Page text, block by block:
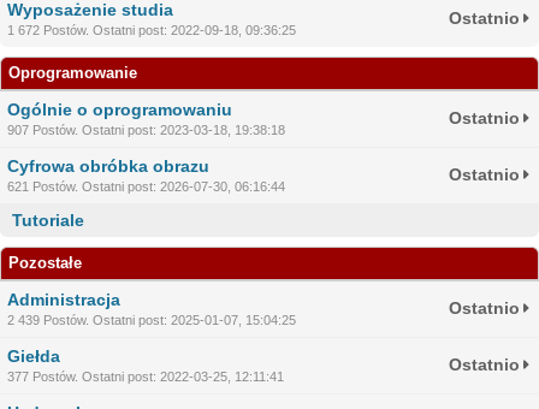
Wyposażenie studia
1 672 Postów. Ostatni post: 2022-09-18, 09:36:25
Ostatnio
Oprogramowanie
Ogólnie o oprogramowaniu
907 Postów. Ostatni post: 2023-03-18, 19:38:18
Ostatnio
Cyfrowa obróbka obrazu
621 Postów. Ostatni post: 2026-07-30, 06:16:44
Ostatnio
Tutoriale
Pozostałe
Administracja
2 439 Postów. Ostatni post: 2025-01-07, 15:04:25
Ostatnio
Giełda
377 Postów. Ostatni post: 2022-03-25, 12:11:41
Ostatnio